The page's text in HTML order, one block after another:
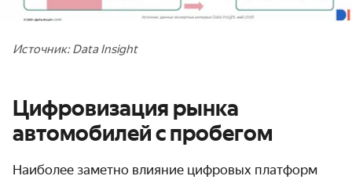
Источник: Data Insight
Цифровизация рынка
автомобилей с пробегом
Наиболее заметно влияние цифровых платформ